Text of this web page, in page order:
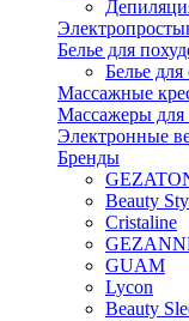
Белье для
Белье для
Массажные
Массажеры
Электронные
Бренды
Beauty
Cristaline
GUAM
Lycon
Beauty